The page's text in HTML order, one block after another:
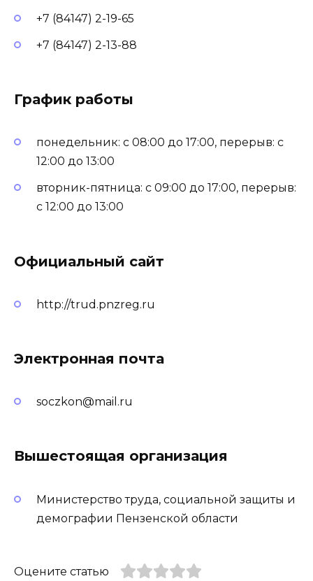
+7 (84147) 2-19-65
+7 (84147) 2-13-88
График работы
понедельник: с 08:00 до 17:00, перерыв: с
12:00 до 13:00
вторник-пятница: с 09:00 до 17:00, перерыв:
с 12:00 до 13:00
Официальный сайт
http://trud.pnzreg.ru
Электронная почта
soczkon@mail.ru
Вышестоящая организация
Министерство труда, социальной защиты и
демографии Пензенской области
Оцените статью